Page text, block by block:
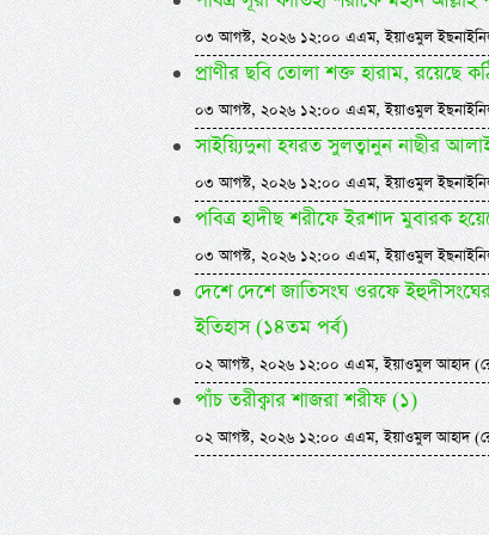
০৩ আগস্ট, ২০২৬ ১২:০০ এএম, ইয়াওমুল
প্রাণীর ছবি তোলা শক্ত হারাম, রয়েছে
০৩ আগস্ট, ২০২৬ ১২:০০ এএম, ইয়াওমুল
সাইয়্যিদুনা হযরত সুলত্বানুন নাছীর
০৩ আগস্ট, ২০২৬ ১২:০০ এএম, ইয়াওমুল
পবিত্র হাদীছ শরীফে ইরশাদ মুবারক
০৩ আগস্ট, ২০২৬ ১২:০০ এএম, ইয়াওমুল
দেশে দেশে জাতিসংঘ ওরফে
ইতিহাস (১৪তম পর্ব)
০২ আগস্ট, ২০২৬ ১২:০০ এএম, ইয়াওমুল আহাদ
পাঁচ তরীক্বার শাজরা শরীফ (১)
০২ আগস্ট, ২০২৬ ১২:০০ এএম, ইয়াওমুল আহাদ